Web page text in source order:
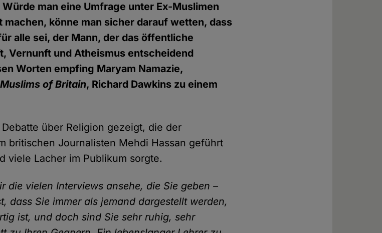
man eine Umfrage unter Ex-Muslimen
machen, könne man sicher darauf wetten, dass
alle sei, der Mann, der das öffentliche
Vernunft und Atheismus entscheidend
Worten empfing Maryam Namazie,
of Britain, Richard Dawkins zu einem
über Religion gezeigt, die der
britischen Journalisten Mehdi Hassan geführt
viele Lacher im Publikum sorgte.
die vielen Interviews ansehe, die Sie geben –
dass Sie immer als jemand dargestellt werden,
ist, und doch sind Sie sehr ruhig, sehr